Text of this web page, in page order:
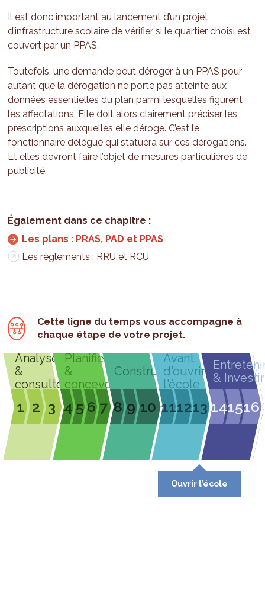
Il est donc important au lancement d’un projet
d’infrastructure scolaire de vérifier si le quartier choisi est
couvert par un PPAS.
Toutefois, une demande peut déroger à un PPAS pour
autant que la dérogation ne porte pas atteinte aux
données essentielles du plan parmi lesquelles figurent
les affectations. Elle doit alors clairement préciser les
prescriptions auxquelles elle déroge. C’est le
fonctionnaire délégué qui statuera sur ces dérogations.
Et elles devront faire l’objet de mesures particulières de
publicité.
Les plans : PRAS, PAD et PPAS
Les règlements : RRU et RCU
Cette ligne du temps vous accompagne à
chaque étape de votre projet.
Analyser
&
consulter
1 2 3
Planifier
&
concevoir
4 567
Construire
8 9 10
Avant
d'ouvrir
l'école
111213
Ouvrir l’école
& Investir
141516